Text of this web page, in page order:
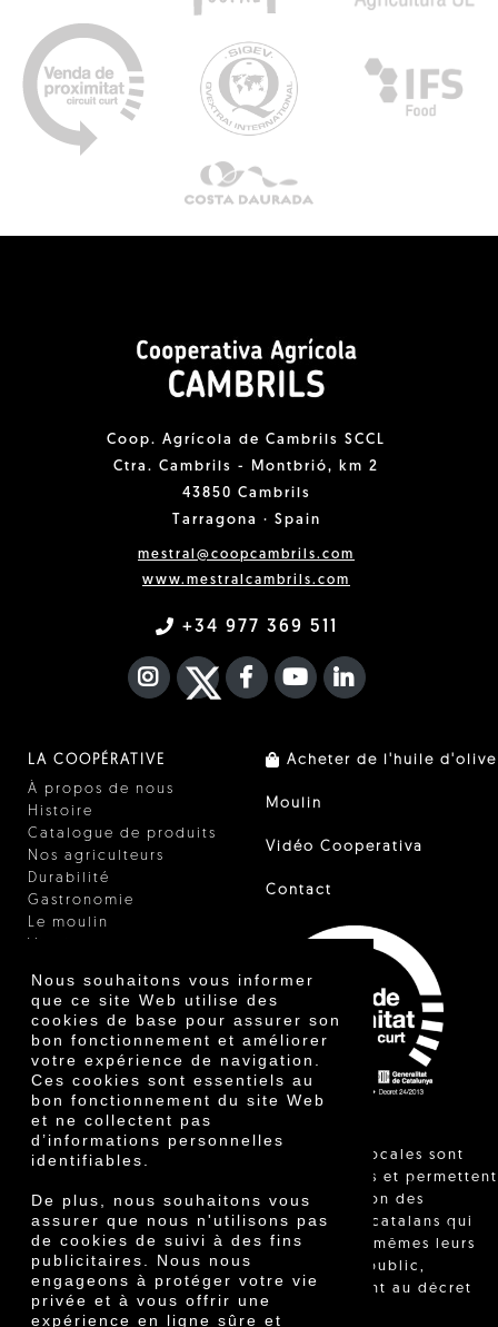
Nous souhaitons vous informer
que ce site Web utilise des
cookies de base pour assurer son
bon fonctionnement et améliorer
votre expérience de navigation.
Ces cookies sont essentiels au
bon fonctionnement du site Web
et ne collectent pas
d’informations personnelles
identifiables.
De plus, nous souhaitons vous
assurer que nous n'utilisons pas
de cookies de suivi à des fins
publicitaires. Nous nous
engageons à protéger votre vie
privée et à vous offrir une
expérience en ligne sûre et
Coop. Agrícola de Cambrils SCCL
Ctra. Cambrils - Montbrió, km 2
43850 Cambrils
Tarragona · Spain
mestral@coopcambrils.com
www.mestralcambrils.com
+34 977 369 511
INSTAGRAM
TWITTER
FACEBOOK F
YOUTUBEFA LINKEDIN
LA COOPÉRATIVE
À propos de nous
Histoire
Catalogue de produits
Nos agriculteurs
Durabilité
Gastronomie
Le moulin
Certificats
Prix
Innovation
Acheter de l'huile d'olive
Moulin
Vidéo Cooperativa
Contact
"Les ventes locales sont
réglementées et permettent
l'identification des
agriculteurs catalans qui
vendent eux-mêmes leurs
produits au public,
conformément au décret